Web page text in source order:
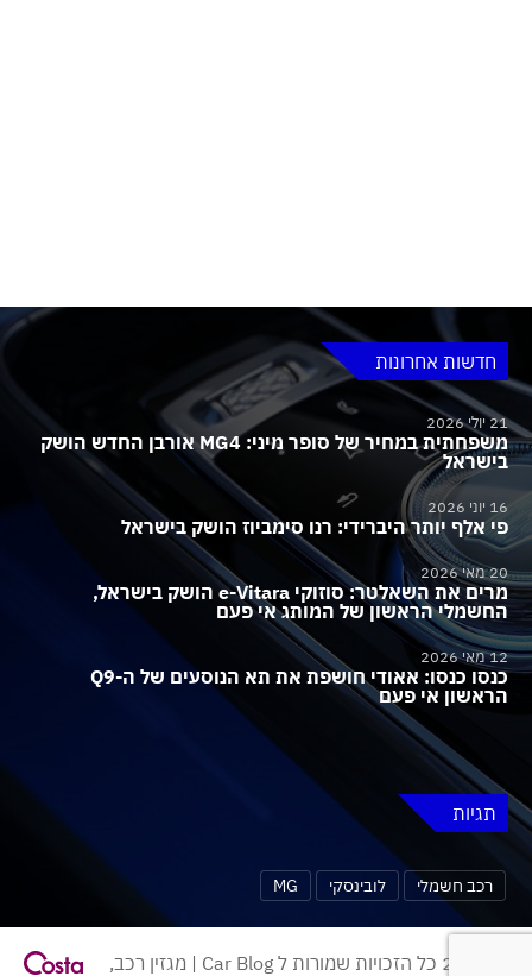
חדשות אחרונות
21 יולי 2026
משפחתית במחיר של סופר מיני: MG4 אורבן החדש הושק
בישראל
16 יוני 2026
פי אלף יותר היברידי: רנו סימביוז הושק בישראל
20 מאי 2026
מרים את השאלטר: סוזוקי e-Vitara הושק בישראל,
החשמלי הראשון של המותג אי פעם
12 מאי 2026
כנסו כנסו: אאודי חושפת את תא הנוסעים של ה-Q9
הראשון אי פעם
תגיות
רכב חשמלי לובינסקי MG
© 2026 כל הזכויות שמורות ל Car Blog | מגזין רכב,